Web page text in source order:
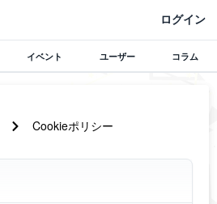
イベント ユーザー コラム
ログイン
Cookieポリシー